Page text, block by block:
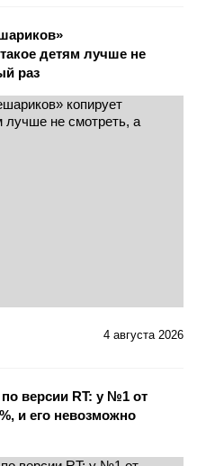
детям лучше не
раз
4 августа 2026
версии RT: у №1 от
и его невозможно